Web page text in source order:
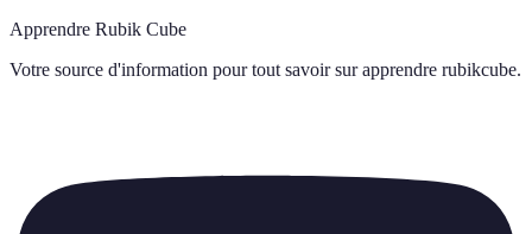
Apprendre Rubik Cube
Votre source d'information pour tout savoir sur apprendre rubikcube.